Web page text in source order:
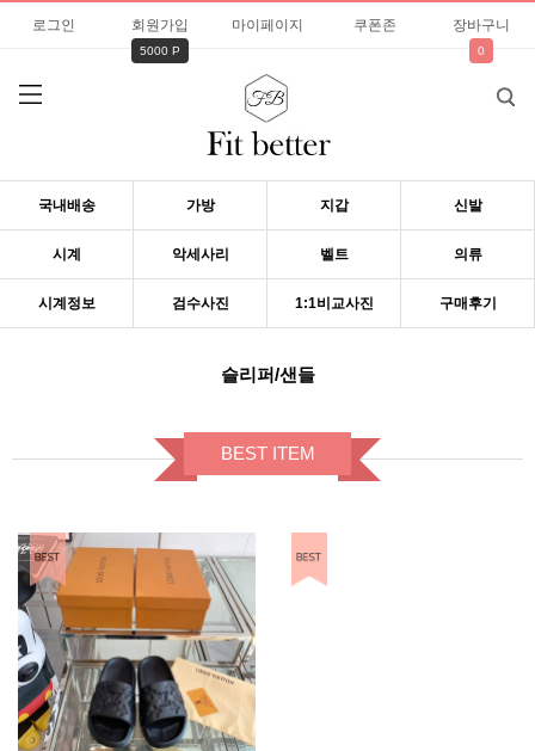
로그인 회원가입
5000 P
마이페이지 쿠폰존 장바구니
0
국내배송 가방 지갑 신발
시계 악세사리 벨트 의류
시계정보 검수사진 1:1비교사진 구매후기
슬리퍼/샌들
BEST ITEM